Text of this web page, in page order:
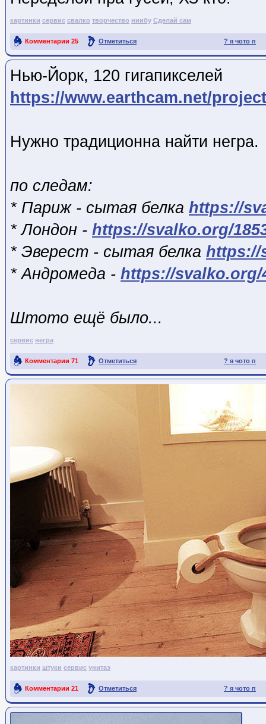
картинки сервис свалко творчество ниибу Сделай сам
? я чото п
Комментарии 25 Отметиться
Ссылка на пост
Нью-Йорк, 120 гигапикселей
https://www.earthcam.net/
Нужно традиционна найти негра.
по следам:
* Париж - сытая белка https://
* Лондон - https://svalko.org/
* Эверест - сытая белка https://
* Андромеда - https://svalko.org/
Штото ещё было...
сервис негра
? я чото п
Комментарии 71 Отметиться
Ссылка на пост
картинки штуки сервис унитаэ
? я чото п
Комментарии 21 Отметиться
Ссылка на пост